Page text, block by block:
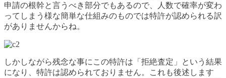
申請の根幹と言うべき部分でもあるので、人数で確率が変わ
ってしまう様な簡単な仕組みのものでは特許が認められる訳
がありませんからね。
しかしながら残念な事にこの特許は「拒絶査定」という結果
になり、特許は認められておりません。これも後述します